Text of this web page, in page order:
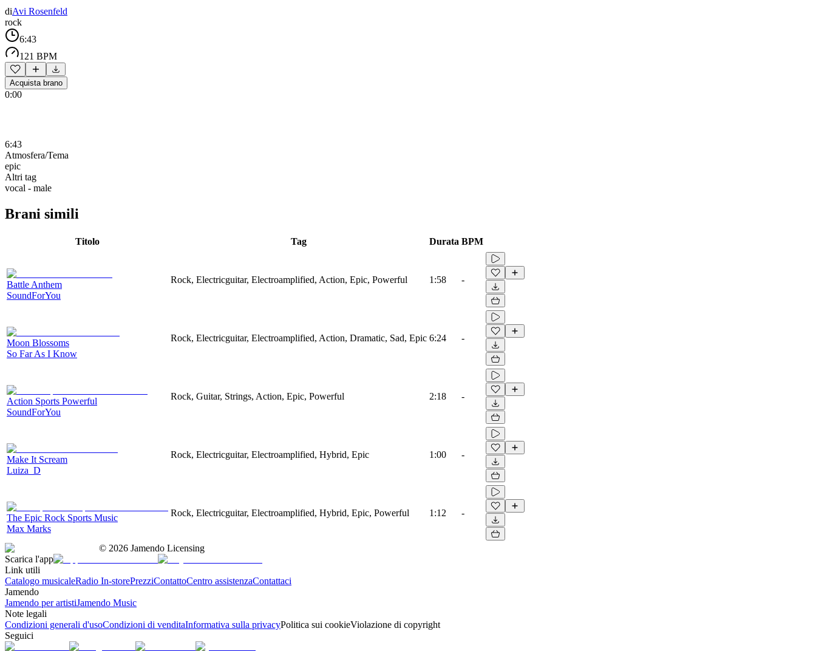
diAvi Rosenfeld
rock
6:43
121 BPM
Acquista brano
0:00
6:43
Atmosfera/Tema
epic
Altri tag
vocal - male
Brani simili
Titolo Tag Durata BPM
Battle Anthem
SoundForYou
Rock, Electricguitar, Electroamplified, Action, Epic, Powerful 1:58 -
Moon Blossoms
So Far As I Know
Rock, Electricguitar, Electroamplified, Action, Dramatic, Sad, Epic 6:24 -
Action Sports Powerful
SoundForYou
Rock, Guitar, Strings, Action, Epic, Powerful 2:18 -
Make It Scream
Luiza_D
Rock, Electricguitar, Electroamplified, Hybrid, Epic 1:00 -
The Epic Rock Sports Music
Max Marks
Rock, Electricguitar, Electroamplified, Hybrid, Epic, Powerful 1:12 -
© 2026 Jamendo Licensing
Scarica l'app
Link utili
Catalogo musicaleRadio In-storePrezziContattoCentro assistenzaContattaci
Jamendo
Jamendo per artistiJamendo Music
Note legali
Condizioni generali d'usoCondizioni di venditaInformativa sulla privacyPolitica sui cookieViolazione di copyright
Seguici